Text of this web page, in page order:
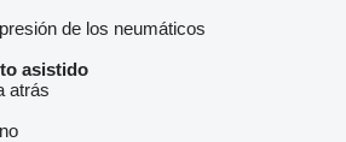
de los neumáticos
asistido
atrás